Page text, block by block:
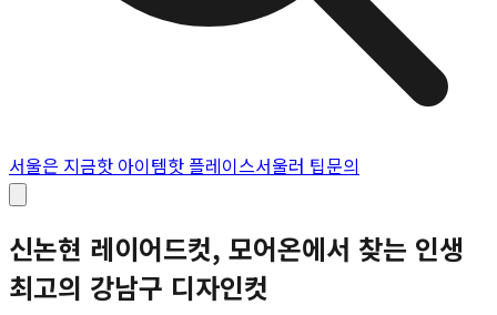
서울은 지금핫 아이템핫 플레이스서울러 팁문의
신논현 레이어드컷, 모어온에서 찾는 인생
최고의 강남구 디자인컷